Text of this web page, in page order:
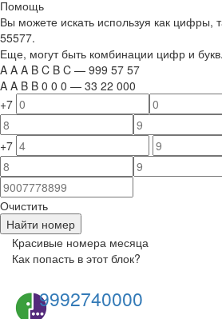
Помощь
Вы можете искать используя как
55577.
Еще, могут быть комбинации цифр и
A A A B C B C — 999 57 57
A A B B 0 0 0 — 33 22 000
+7
+7
Очистить
Найти номер
Красивые номера месяца
Как попасть в этот блок?
9992740000